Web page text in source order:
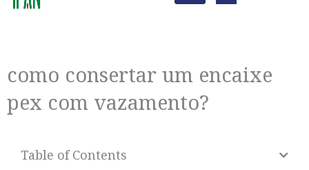
como consertar um encaixe
pex com vazamento?
Table of Contents